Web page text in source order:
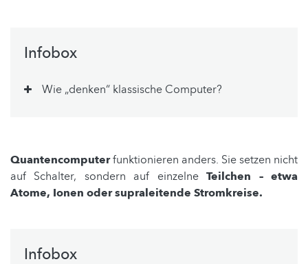
Infobox
Wie „denken“ klassische Computer?
Quantencomputerfunktionieren anders. Sie setzen nicht
auf Schalter, sondern auf einzelneTeilchen – etwa
Atome, Ionen oder supraleitende Stromkreise.
Infobox